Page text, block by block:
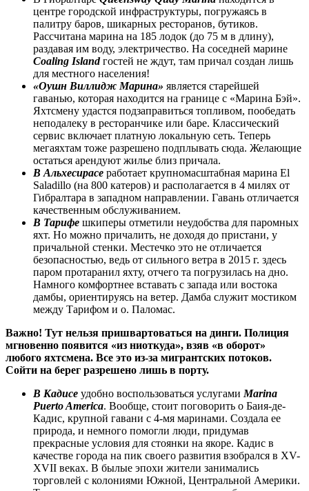
центре городской инфраструктуры, погружаясь в
палитру баров, шикарных ресторанов, бутиков.
Рассчитана марина на 185 лодок (до 75 м в длину),
раздавая им воду, электричество. На соседней марине
Coaling Islandгостей не ждут, там причал создан лишь
для местного населения!
«Оушн Виллидж Марина» является старейшей
гаванью, которая находится на границе с «Марина Бэй».
Яхтсмену удастся подзаправиться топливом, пообедать
неподалеку в ресторанчике или баре. Классический
сервис включает платную локальную сеть. Теперь
мегаяхтам тоже разрешено подплывать сюда. Желающие
остаться арендуют жилье близ причала.
В Альхесирасе работает крупномасштабная марина El
Saladillo (на 800 катеров) и располагается в 4 милях от
Гибралтара в западном направлении. Гавань отличается
качественным обслуживанием.
В Тарифе шкиперы отметили неудобства для паромных
яхт. Но можно причалить, не доходя до пристани, у
причальной стенки. Местечко это не отличается
безопасностью, ведь от сильного ветра в 2015 г. здесь
паром протаранил яхту, отчего та погрузилась на дно.
Намного комфортнее вставать с запада или востока
дамбы, ориентируясь на ветер. Дамба служит мостиком
между Тарифом и о. Паломас.
Важно! Тут нельзя пришвартоваться на динги. Полиция
мгновенно появится «из ниоткуда», взяв «в оборот»
любого яхтсмена. Все это из-за мигрантских потоков.
Сойти на берег разрешено лишь в порту.
В Кадисе удобно воспользоваться услугами Marina
Puerto America. Вообще, стоит поговорить о Баия-де-
Кадис, крупной гавани с 4-мя маринами. Создала ее
природа, и немного помогли люди, придумав
прекрасные условия для стоянки на якоре. Кадис в
качестве города на пик своего развития взобрался в XV-
XVII веках. В былые эпохи жители занимались
торговлей с колониями Южной, Центральной Америки.